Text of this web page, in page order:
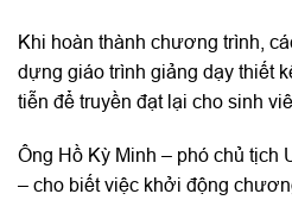
Khi hoàn thành chương trình,
dựng giáo trình giảng dạy thiết
tiễn để truyền đạt lại cho sinh
Ông Hồ Kỳ Minh – phó chủ tịch
– cho biết việc khởi động